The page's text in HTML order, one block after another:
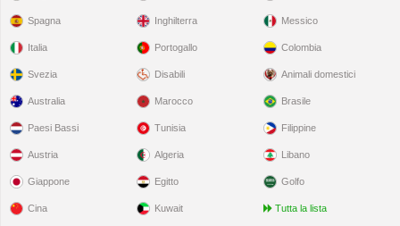
Spagna
Italia
Svezia
Inghilterra
Portogallo
Disabili
Messico
Colombia
Animali domestici
Australia
Paesi Bassi
Austria
Giappone
Cina
Marocco
Tunisia
Algeria
Egitto
Kuwait
Brasile
Filippine
Libano
Golfo
Tutta la lista